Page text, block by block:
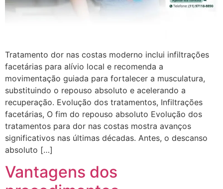
Tratamento dor nas costas moderno inclui infiltrações
facetárias para alívio local e recomenda a
movimentação guiada para fortalecer a musculatura,
substituindo o repouso absoluto e acelerando a
recuperação. Evolução dos tratamentos, Infiltrações
facetárias, O fim do repouso absoluto Evolução dos
tratamentos para dor nas costas mostra avanços
significativos nas últimas décadas. Antes, o descanso
absoluto […]
Vantagens dos